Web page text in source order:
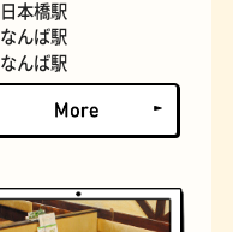
日本橋駅
なんば駅
なんば駅